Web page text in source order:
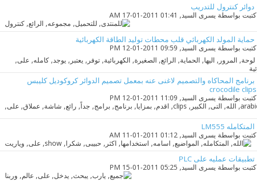
دوائر كنترول للتدريب
كتبت بواسطة يسرى السيد‏, 17-01-2011 01:41 AM
حماية المولد الكهربائي قلب محطات توليد الطاقة الكهربائية
كتبت بواسطة يسرى السيد‏, 12-01-2011 09:59 PM
برنامج المحاكاه والتصميم لاغنى عنه بمعمل تصميم الدوائر كروكوديل كليبس
crocodile clips
كتبت بواسطة يسرى السيد‏, 12-01-2011 11:09 PM
المتكامله LM555
كتبت بواسطة يسرى السيد‏, 11-01-2011 01:12 AM
تطبيقات عمليه على PLC
كتبت بواسطة يسرى السيد‏, 15-01-2011 05:25 PM